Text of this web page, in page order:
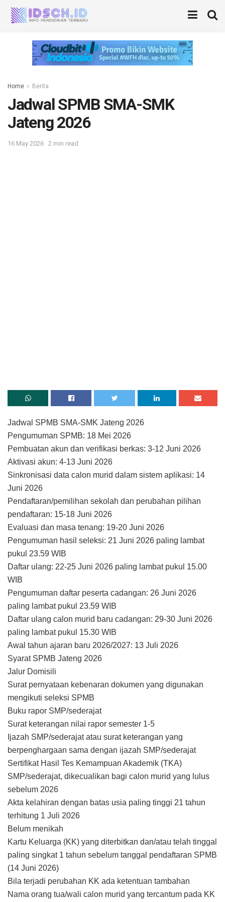
Home Berita
Jadwal SPMB SMA-SMK
Jateng 2026
16 May 2026 2 min read
Jadwal SPMB SMA-SMK Jateng 2026
Pengumuman SPMB: 18 Mei 2026
Pembuatan akun dan verifikasi berkas: 3-12 Juni 2026
Aktivasi akun: 4-13 Juni 2026
Sinkronisasi data calon murid dalam sistem aplikasi: 14
Juni 2026
Pendaftaran/pemilihan sekolah dan perubahan pilihan
pendaftaran: 15-18 Juni 2026
Evaluasi dan masa tenang: 19-20 Juni 2026
Pengumuman hasil seleksi: 21 Juni 2026 paling lambat
pukul 23.59 WIB
Daftar ulang: 22-25 Juni 2026 paling lambat pukul 15.00
WIB
Pengumuman daftar peserta cadangan: 26 Juni 2026
paling lambat pukul 23.59 WIB
Daftar ulang calon murid baru cadangan: 29-30 Juni 2026
paling lambat pukul 15.30 WIB
Awal tahun ajaran baru 2026/2027: 13 Juli 2026
Syarat SPMB Jateng 2026
Jalur Domisili
Surat pernyataan kebenaran dokumen yang digunakan
mengikuti seleksi SPMB
Buku rapor SMP/sederajat
Surat keterangan nilai rapor semester 1-5
Ijazah SMP/sederajat atau surat keterangan yang
berpenghargaan sama dengan ijazah SMP/sederajat
Sertifikat Hasil Tes Kemampuan Akademik (TKA)
SMP/sederajat, dikecualikan bagi calon murid yang lulus
sebelum 2026
Akta kelahiran dengan batas usia paling tinggi 21 tahun
terhitung 1 Juli 2026
Belum menikah
Kartu Keluarga (KK) yang diterbitkan dan/atau telah tinggal
paling singkat 1 tahun sebelum tanggal pendaftaran SPMB
(14 Juni 2026)
Bila terjadi perubahan KK ada ketentuan tambahan
Nama orang tua/wali calon murid yang tercantum pada KK